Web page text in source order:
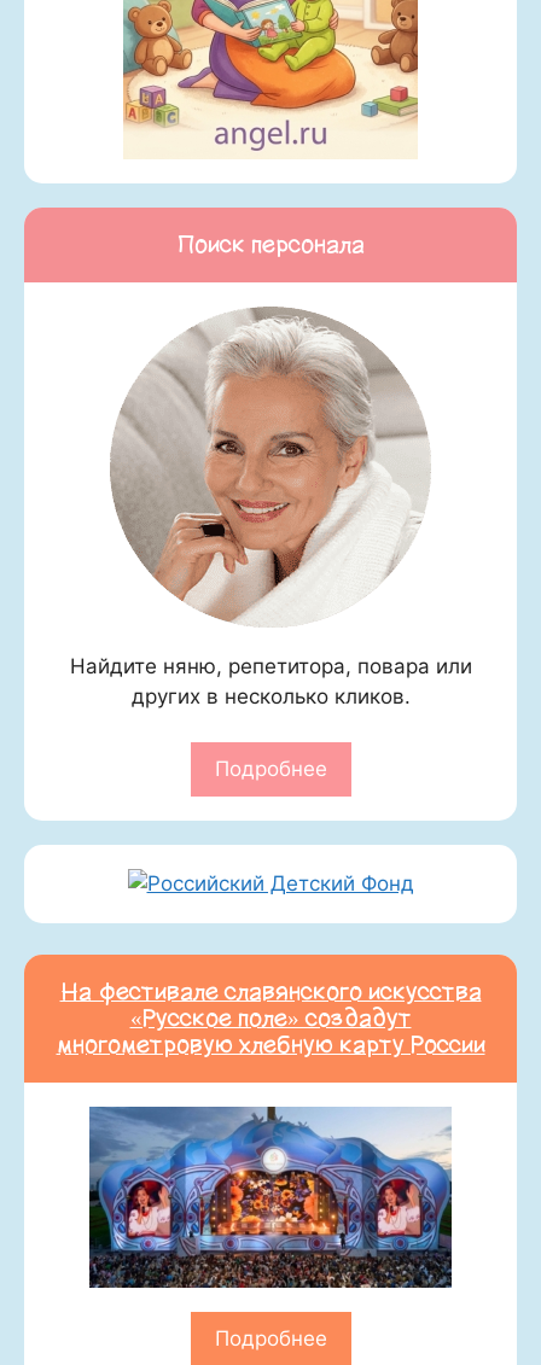
Поиск персонала
Найдите няню, репетитора, повара или
других в несколько кликов.
Подробнее
На фестивале славянского искусства
«Русское поле» создадут
многометровую хлебную карту России
Подробнее